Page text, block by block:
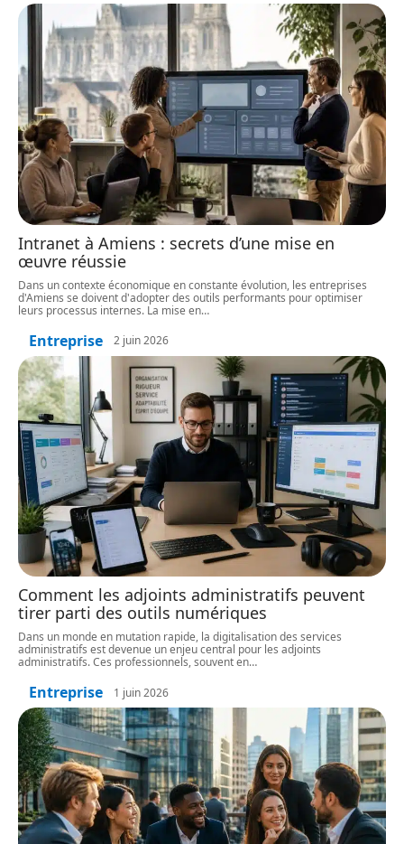
Intranet à Amiens : secrets d’une mise en
œuvre réussie
Dans un contexte économique en constante évolution, les entreprises
d'Amiens se doivent d'adopter des outils performants pour optimiser
leurs processus internes. La mise en…
Entreprise 2 juin 2026
Comment les adjoints administratifs peuvent
tirer parti des outils numériques
Dans un monde en mutation rapide, la digitalisation des services
administratifs est devenue un enjeu central pour les adjoints
administratifs. Ces professionnels, souvent en…
Entreprise 1 juin 2026